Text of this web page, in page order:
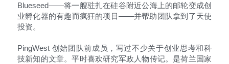
Blueseed——将一艘驻扎在硅谷附近公海上的邮轮变成创
业孵化器的有趣而疯狂的项目——并帮助团队拿到了天使
投资。
PingWest 创始团队前成员，写过不少关于创业思考和科
技新知的文章。平时喜欢研究军政人物传记。是荷兰国家